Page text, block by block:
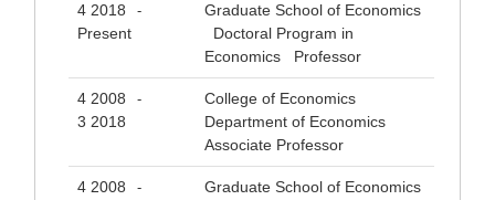
4 2018 -
Present
Graduate School of Economics
Doctoral Program in
Economics Professor
4 2008 -
3 2018
College of Economics
Department of Economics
Associate Professor
4 2008 -
Graduate School of Economics